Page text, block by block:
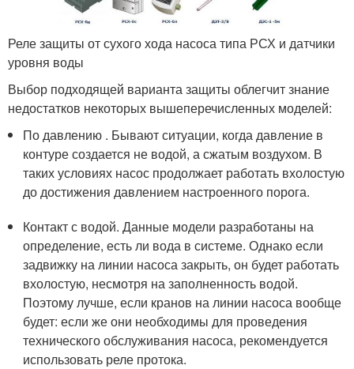
Реле защиты от сухого хода насоса типа РСХ и датчики
уровня воды
Выбор подходящей варианта защиты облегчит знание
недостатков некоторых вышеперечисленных моделей:
По давлению . Бывают ситуации, когда давление в
контуре создается не водой, а сжатым воздухом. В
таких условиях насос продолжает работать вхолостую
до достижения давлением настроенного порога.
Контакт с водой. Данные модели разработаны на
определение, есть ли вода в системе. Однако если
задвижку на линии насоса закрыть, он будет работать
вхолостую, несмотря на заполненность водой.
Поэтому лучше, если кранов на линии насоса вообще
будет: если же они необходимы для проведения
технического обслуживания насоса, рекомендуется
использовать реле протока.